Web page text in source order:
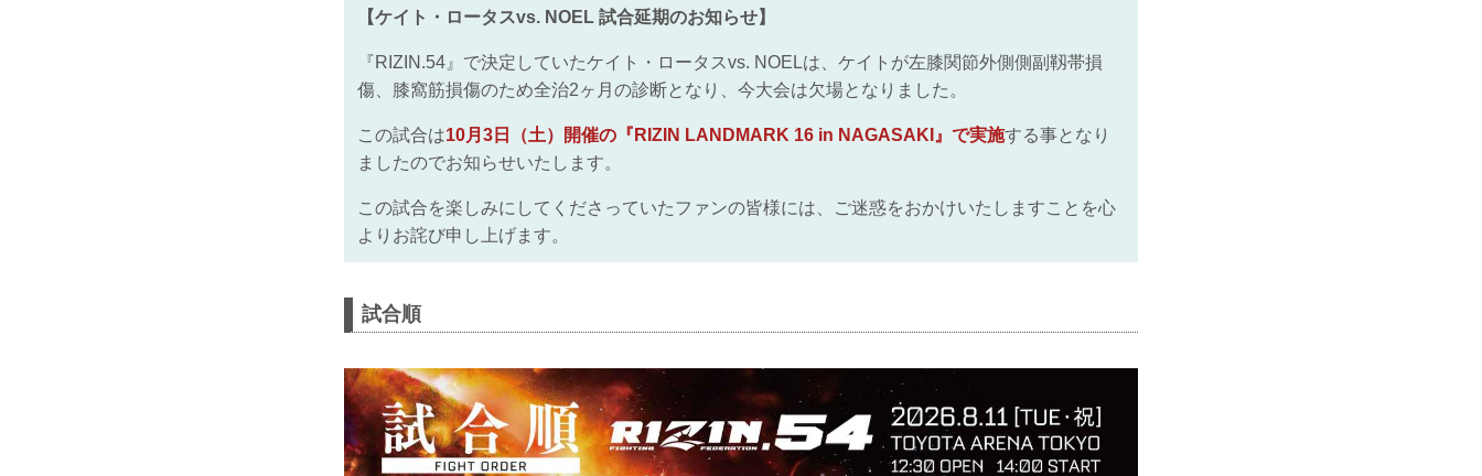
【ケイト・ロータスvs. NOEL 試合延期のお知らせ】
『RIZIN.54』で決定していたケイト・ロータスvs. NOELは、ケイトが左膝関節外側側副靱帯損
傷、膝窩筋損傷のため全治2ヶ月の診断となり、今大会は欠場となりました。
この試合は10月3日（土）開催の『RIZIN LANDMARK 16 in NAGASAKI』で実施する事となり
ましたのでお知らせいたします。
この試合を楽しみにしてくださっていたファンの皆様には、ご迷惑をおかけいたしますことを心
よりお詫び申し上げます。
試合順